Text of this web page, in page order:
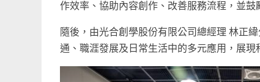
作效率、協助內容創作、改善服務流程，並
隨後，由光合創學股份有限公司總經理 林正
通、職涯發展及日常生活中的多元應用，展現